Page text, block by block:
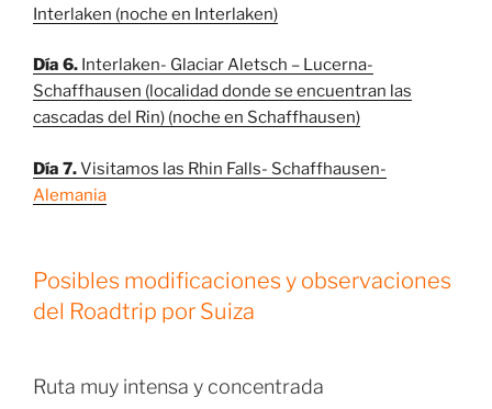
Interlaken (noche en Interlaken)
Día 6. Interlaken- Glaciar Aletsch – Lucerna-
Schaffhausen (localidad donde se encuentran las
cascadas del Rin) (noche en Schaffhausen)
Día 7.Visitamos las Rhin Falls- Schaffhausen-
Alemania
Posibles modificaciones y observaciones
del Roadtrip por Suiza
Ruta muy intensa y concentrada